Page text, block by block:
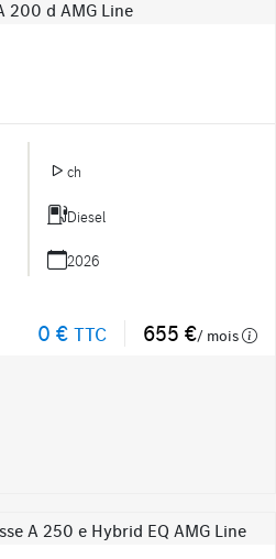
ch
Diesel
2026
0 € TTC 655 €/ mois